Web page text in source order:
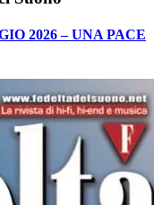
2026 – UNA PACE